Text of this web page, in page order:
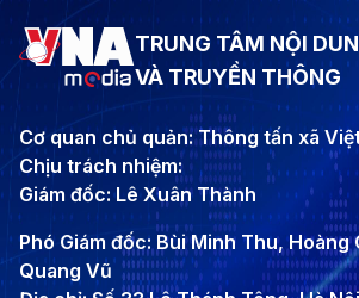
TRUNG TÂM NỘI
VÀ TRUYỀN THÔNG
Cơ quan chủ quản: Thông tấn xã
Chịu trách nhiệm:
Giám đốc: Lê Xuân Thành
Phó Giám đốc: Bùi Minh Thu, Hoàng
Quang Vũ